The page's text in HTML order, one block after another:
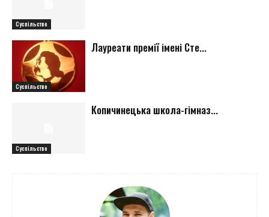
Суспільство
Суспільство
Лауреати премії імені Сте...
Суспільство
Копичинецька школа-гімназ...